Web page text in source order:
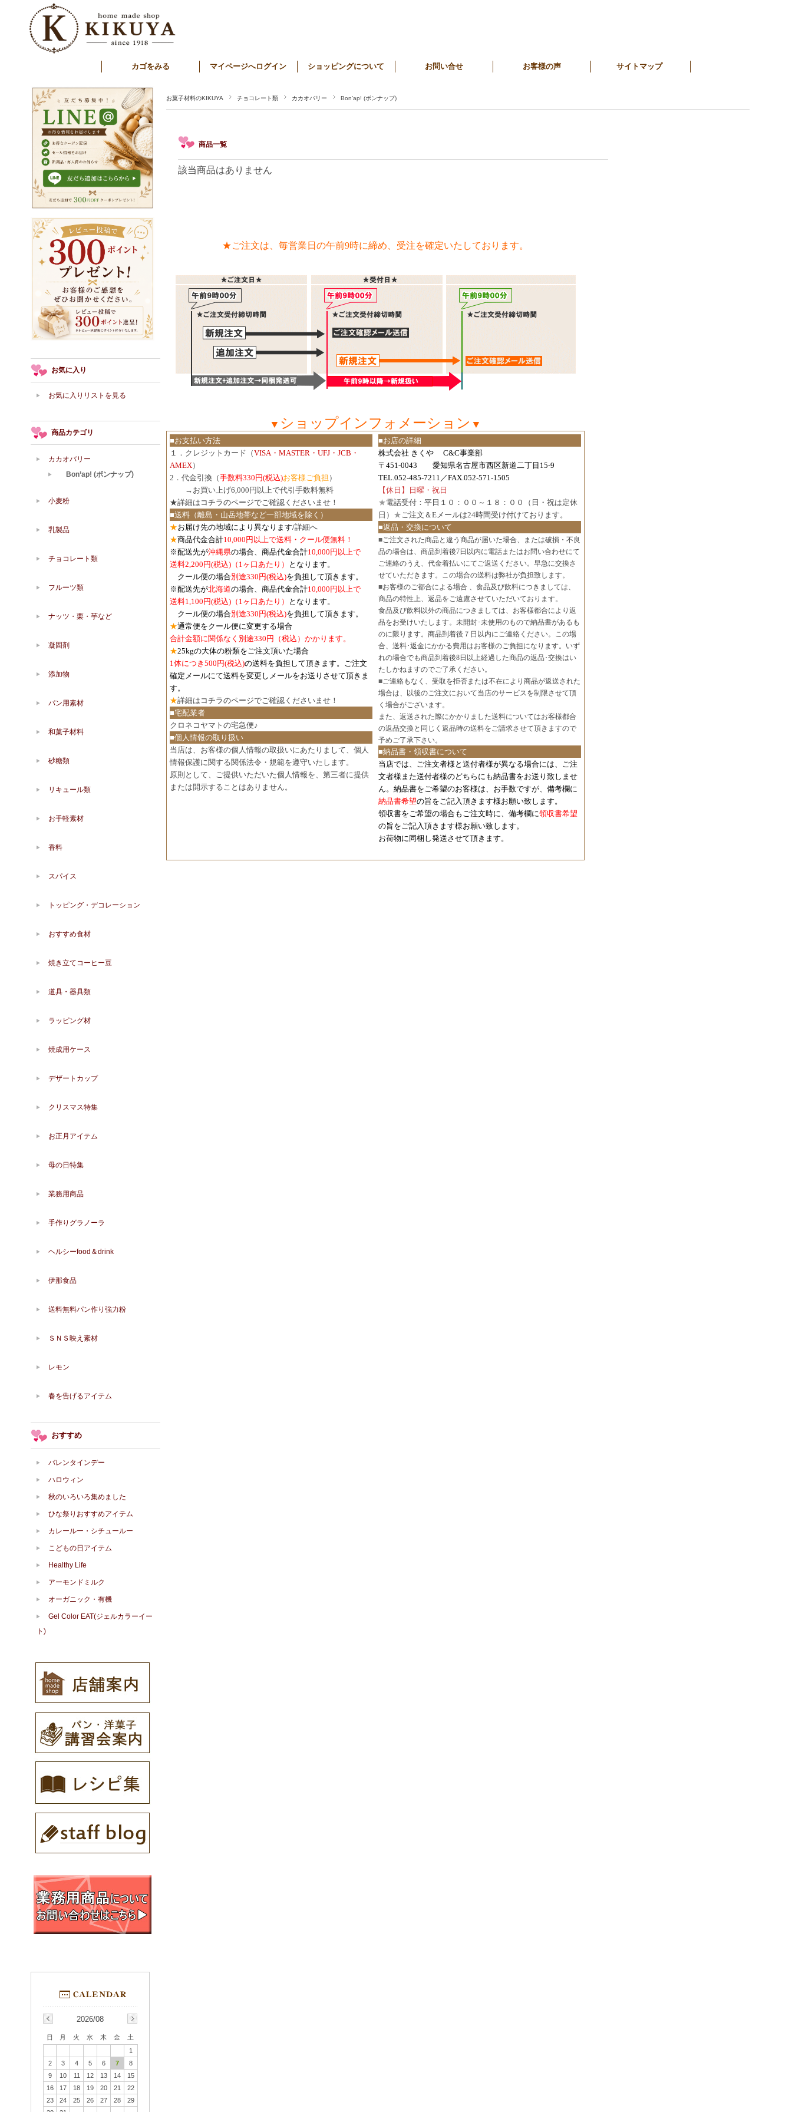
カゴをみる マイページへログイン ショッピングについて お問い合せ お客様の声 サイトマップ
お菓子材料のKIKUYA チョコレート類 カカオバリー Bon’ap! (ボンナップ)
商品一覧
該当商品はありません
★ご注文は、毎営業日の午前9時に締め、受注を確定いたしております。
▼ ショップインフォメーション ▼
■お支払い方法
１．クレジットカード（VISA・MASTER・UFJ・JCB・
AMEX）
2．代金引換（手数料330円(税込)お客様ご負担 ）
→お買い上げ6,000円以上で代引手数料無料
★詳細は コチラのページでご確認 くださいませ！
■送料（離島・山岳地帯など一部地域を除く）
★お届け先の地域により異なります/詳細へ
★商品代金合計10,000円以上で送料・クール便無料！
※配送先が沖縄県の場合、商品代金合計10,000円以上で
送料2,200円(税込)（1ヶ口あたり）
となります。
クール便の場合別途330円(税込)を負担して頂きます。
※配送先が北海道の場合、商品代金合計10,000円以上で
送料1,100円(税込) （1ヶ口あたり）
となります。
クール便の場合別途330円(税込)を負担して頂きます。
★通常便をクール便に変更する場合
合計金額に関係なく別途330円（税込）かかります。
★25kgの大体の粉類をご注文頂いた場合
1体につき500円(税込)の送料を負担して頂きます。ご注文
確定メールにて送料を変更しメールをお送りさせて頂きま
す。
★詳細は コチラのページでご確認 くださいませ！
■宅配業者
クロネコヤマトの宅急便♪
■個人情報の取り扱い
当店は、お客様の個人情報の取扱いにあたりまして、個人
情報保護に関する関係法令・規範を遵守いたします。
原則として、ご提供いただいた個人情報を、第三者に提供
または開示することはありません。
■お店の詳細
株式会社 きくや C&C事業部
〒451-0043 愛知県名古屋市西区新道二丁目15-9
TEL.052-485-7211／FAX.052-571-1505
【休日】日曜・祝日
★電話受付：平日１０：００～１８：００（日・祝は定休
日） ★ご注文＆Eメールは24時間受け付けております。
■返品・交換について
■ご注文された商品と違う商品が届いた場合、または破損・不良
品の場合は、商品到着後7日以内に電話またはお問い合わせにて
ご連絡のうえ、代金着払いにてご返送ください。早急に交換さ
せていただきます。この場合の送料は弊社が負担致します。
■お客様のご都合による場合 、食品及び飲料につきましては、
商品の特性上、返品をご遠慮させていただいております。
食品及び飲料以外の商品につきましては、お客様都合により返
品をお受けいたします。未開封･未使用のもので納品書があるも
のに限ります。商品到着後７日以内にご連絡ください。この場
合、送料･返金にかかる費用はお客様のご負担になります。いず
れの場合でも商品到着後8日以上経過した商品の返品･交換はい
たしかねますのでご了承ください。
■ご連絡もなく、受取を拒否または不在により商品が返送された
場合は、以後のご注文において当店のサービスを制限させて頂
く場合がございます。
また、返送された際にかかりました送料についてはお客様都合
の返品交換と同じく返品時の送料をご請求させて頂きますので
予めご了承下さい。
■納品書・領収書について
当店では、ご注文者様と送付者様が異なる場合には、 ご注
文者様また送付者様のどちらにも納品書をお送り致しませ
ん。納品書をご希望のお客様は、お手数ですが、備考欄に
納品書希望の旨をご記入頂きます様お願い致します。
領収書をご希望の場合もご注文時に、備考欄に領収書希望
の旨をご記入頂きます様お願い致します。
お荷物に同梱し発送させて頂きます。
お気に入り
お気に入りリストを見る
商品カテゴリ
カカオバリー
Bon’ap! (ボンナップ)
小麦粉
乳製品
チョコレート類
フルーツ類
ナッツ・栗・芋など
凝固剤
添加物
パン用素材
和菓子材料
砂糖類
リキュール類
お手軽素材
香料
スパイス
トッピング・デコレーション
おすすめ食材
焼き立てコーヒー豆
道具・器具類
ラッピング材
焼成用ケース
デザートカップ
クリスマス特集
お正月アイテム
母の日特集
業務用商品
手作りグラノーラ
ヘルシーfood＆drink
伊那食品
送料無料パン作り強力粉
ＳＮＳ映え素材
レモン
春を告げるアイテム
おすすめ
バレンタインデー
ハロウィン
秋のいろいろ集めました
ひな祭りおすすめアイテム
カレールー・シチュールー
こどもの日アイテム
Healthy Life
アーモンドミルク
オーガニック・有機
Gel Color EAT(ジェルカラーイー
ト)
2026/08
日 月 火 水 木 金
土
1
2
3 4 5 6 7
8
9
10 11 12 13 14
15
16
17 18 19 20 21
22
23
24 25 26 27 28
29